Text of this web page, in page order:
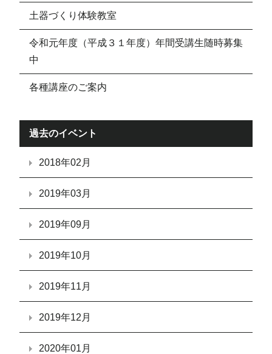
土器づくり体験教室
令和元年度（平成３１年度）年間受講生随時募集
中
各種講座のご案内
過去のイベント
2018年02月
2019年03月
2019年09月
2019年10月
2019年11月
2019年12月
2020年01月